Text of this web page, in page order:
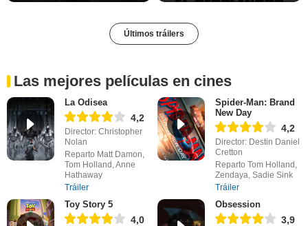
Últimos tráilers
Las mejores películas en cines
La Odisea
4,2
Director: Christopher
Nolan
Reparto Matt Damon,
Tom Holland, Anne
Hathaway
Tráiler
Spider-Man: Brand
New Day
4,2
Director: Destin Daniel
Cretton
Reparto Tom Holland,
Zendaya, Sadie Sink
Tráiler
Toy Story 5
4,0
Obsession
3,9